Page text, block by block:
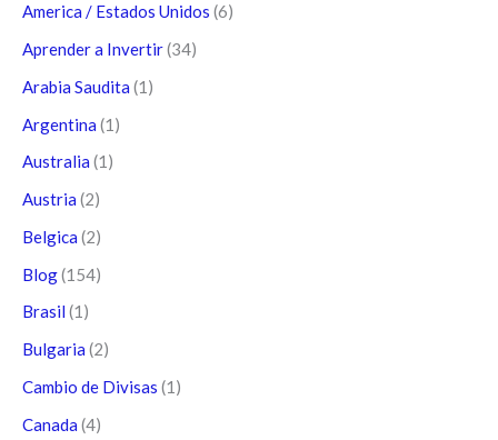
America / Estados Unidos (6)
Aprender a Invertir(34)
Arabia Saudita (1)
Argentina (1)
Australia (1)
Austria (2)
Belgica (2)
Blog(154)
Brasil (1)
Bulgaria (2)
Cambio de Divisas (1)
Canada (4)